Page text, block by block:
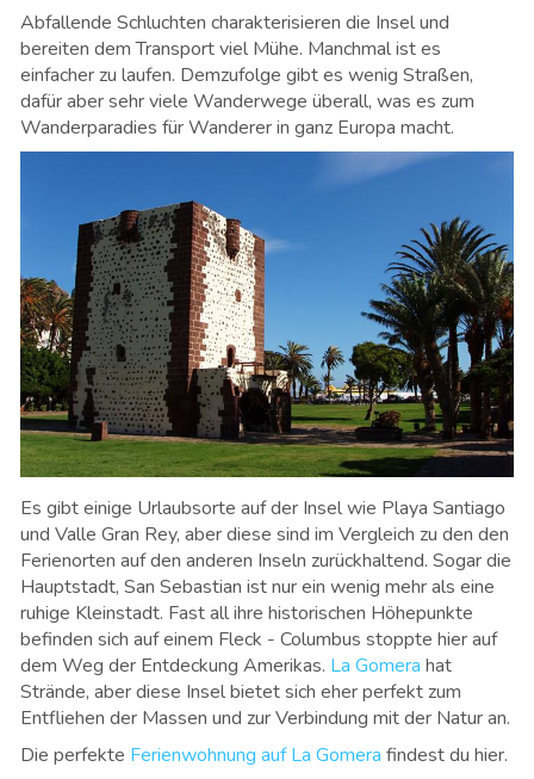
Abfallende Schluchten charakterisieren die Insel und
bereiten dem Transport viel Mühe. Manchmal ist es
einfacher zu laufen. Demzufolge gibt es wenig Straßen,
dafür aber sehr viele Wanderwege überall, was es zum
Wanderparadies für Wanderer in ganz Europa macht.
Es gibt einige Urlaubsorte auf der Insel wie Playa Santiago
und Valle Gran Rey, aber diese sind im Vergleich zu den den
Ferienorten auf den anderen Inseln zurückhaltend. Sogar die
Hauptstadt, San Sebastian ist nur ein wenig mehr als eine
ruhige Kleinstadt. Fast all ihre historischen Höhepunkte
befinden sich auf einem Fleck - Columbus stoppte hier auf
dem Weg der Entdeckung Amerikas. La Gomera hat
Strände, aber diese Insel bietet sich eher perfekt zum
Entfliehen der Massen und zur Verbindung mit der Natur an.
Die perfekte Ferienwohnung auf La Gomera findest du hier.